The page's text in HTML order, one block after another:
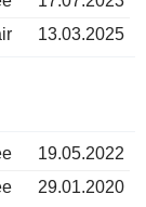
13.03.2025
19.05.2022
29.01.2020